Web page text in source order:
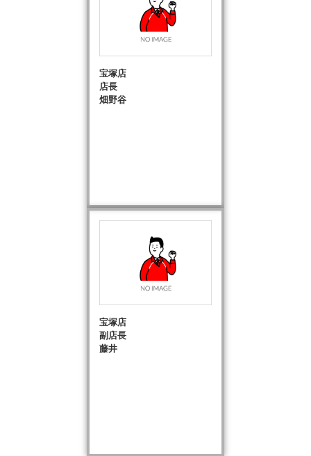
宝塚店
店長
畑野谷
宝塚店
副店長
藤井